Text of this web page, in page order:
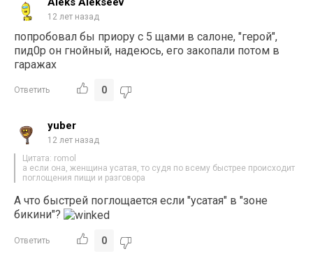
12 лет назад
попробовал бы приору с 5 щами в салоне, "герой",
пид0р он гнойный, надеюсь, его закопали потом в
гаражах
Ответить 0
yuber
12 лет назад
Цитата: romol
а если она, женщина усатая, то судя по всему быстрее происходит
поглощения пищи и разговора
А что быстрей поглощается если "усатая" в "зоне
бикини"?
Ответить 0